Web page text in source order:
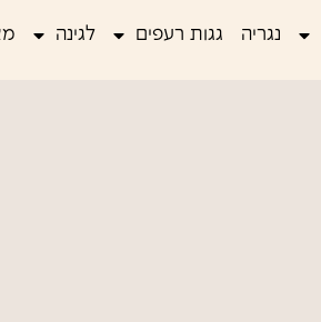
נגריה גגות רעפים לגינה